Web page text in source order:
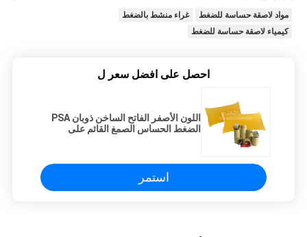
مواد لاصقة حساسة للضغط
غراء منشط بالضغط
كيمياء لاصقة حساسة للضغط
احصل على افضل سعر ل
اللون الأصفر الفاتح الساخن ذوبان PSA
الضغط الحساس الصمغ القائم على
استمر